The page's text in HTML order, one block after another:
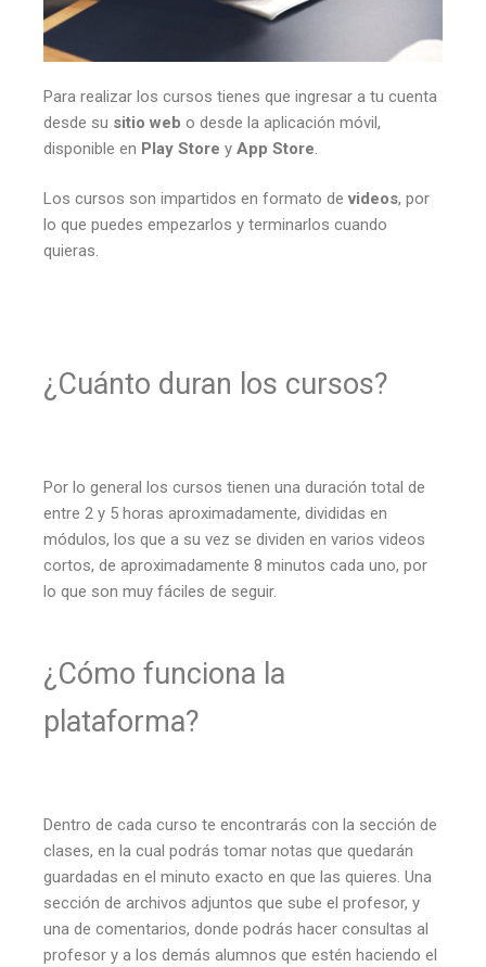
Para realizar los cursos tienes que ingresar a tu cuenta
desde su sitio web o desde la aplicación móvil,
disponible en Play Store y App Store.
Los cursos son impartidos en formato devideos, por
lo que puedes empezarlos y terminarlos cuando
quieras.
¿Cuánto duran los cursos?
Por lo general los cursos tienen una duración total de
entre 2 y 5 horas aproximadamente, divididas en
módulos, los que a su vez se dividen en varios videos
cortos, de aproximadamente 8 minutos cada uno, por
lo que son muy fáciles de seguir.
¿Cómo funciona la
plataforma?
Dentro de cada curso te encontrarás con la sección de
clases, en la cual podrás tomar notas que quedarán
guardadas en el minuto exacto en que las quieres. Una
sección de archivos adjuntos que sube el profesor, y
una de comentarios, donde podrás hacer consultas al
profesor y a los demás alumnos que estén haciendo el